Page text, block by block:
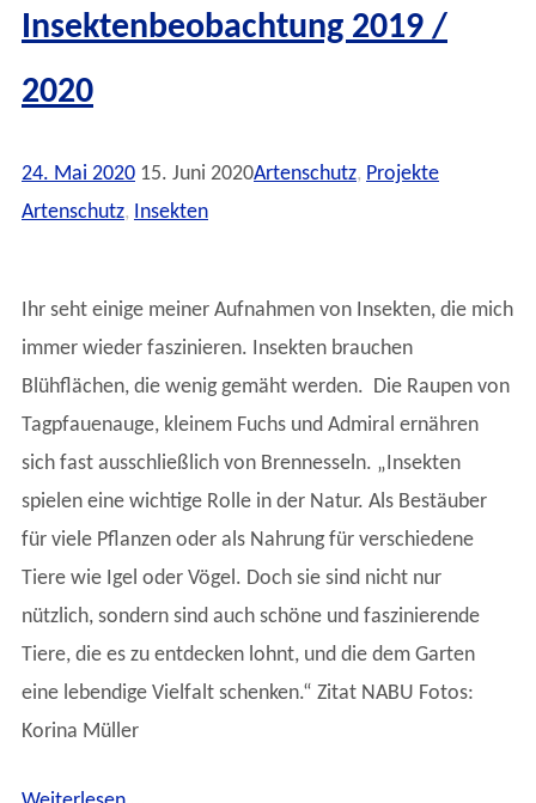
Insektenbeobachtung 2019 /
2020
24. Mai 2020 15. Juni 2020Artenschutz, Projekte
Artenschutz, Insekten
Ihr seht einige meiner Aufnahmen von Insekten, die mich
immer wieder faszinieren. Insekten brauchen
Blühflächen, die wenig gemäht werden. Die Raupen von
Tagpfauenauge, kleinem Fuchs und Admiral ernähren
sich fast ausschließlich von Brennesseln. „Insekten
spielen eine wichtige Rolle in der Natur. Als Bestäuber
für viele Pflanzen oder als Nahrung für verschiedene
Tiere wie Igel oder Vögel. Doch sie sind nicht nur
nützlich, sondern sind auch schöne und faszinierende
Tiere, die es zu entdecken lohnt, und die dem Garten
eine lebendige Vielfalt schenken.“ Zitat NABU Fotos:
Korina Müller